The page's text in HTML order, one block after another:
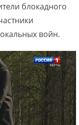
блокадного
войн.